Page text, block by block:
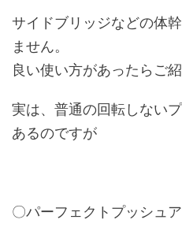
サイドブリッジなどの体
ません。
良い使い方があったらご
実は、普通の回転しない
あるのですが
〇パーフェクトプッシュ